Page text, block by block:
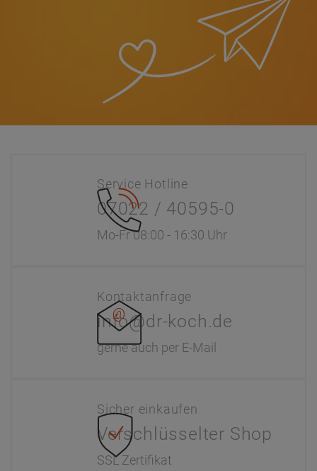
Service Hotline
07022 / 40595-0
Mo-Fr 08:00 - 16:30 Uhr
Kontaktanfrage
info@dr-koch.de
gerne auch per E-Mail
Sicher einkaufen
Verschlüsselter Shop
SSL Zertifikat